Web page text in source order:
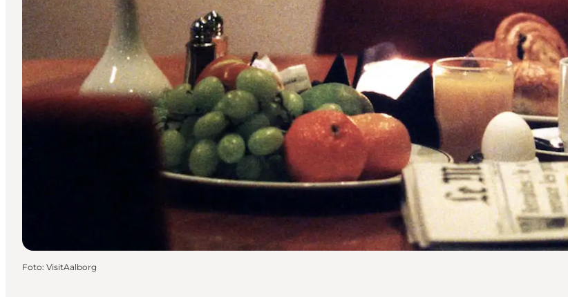
Foto: VisitAalborg